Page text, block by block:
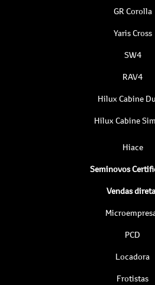
GR Corolla
Yaris Cross
SW4
RAV4
Hilux Cabine
Hilux Cabine
Hiace
Seminovos
Vendas
PCD
Locadora
Frotistas